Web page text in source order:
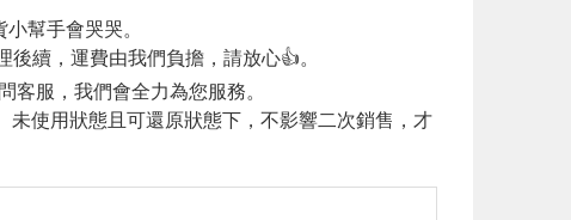
幫手會哭哭。
續，運費由我們負擔，請放心👍。
服，我們會全力為您服務。
使用狀態且可還原狀態下，不影響二次銷售，才